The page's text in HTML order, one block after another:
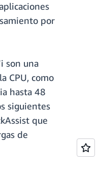
por
son una
CPU, como
hasta 48
siguientes
que
de